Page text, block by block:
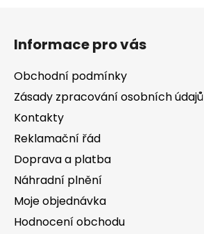
Informace pro vás
Obchodní podmínky
Zásady zpracování osobních údajů
Kontakty
Reklamační řád
Doprava a platba
Náhradní plnění
Moje objednávka
Hodnocení obchodu